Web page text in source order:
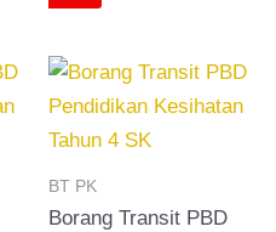
BT PK
Borang Transit PBD